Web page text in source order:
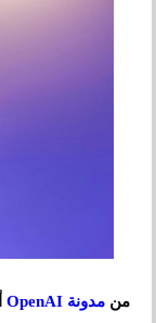
منمدونة OpenAI